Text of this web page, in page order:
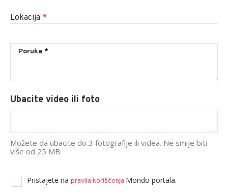
Lokacija *
Ubacite video ili foto
Možete da ubacite do 3 fotografije ili videa. Ne smije biti
više od 25 MB.
Pristajete na pravila korišćenja Mondo portala.